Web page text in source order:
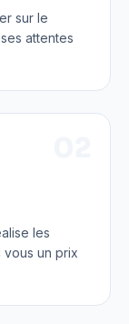
sur le
attentes
les
un prix